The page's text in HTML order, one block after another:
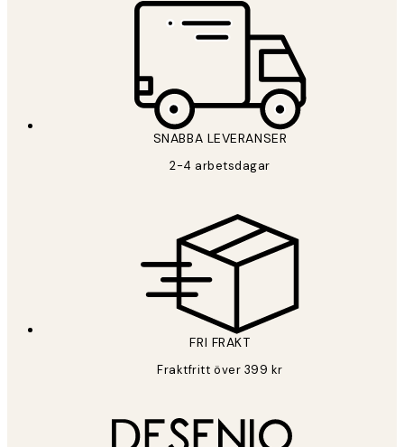
SNABBA LEVERANSER
2-4 arbetsdagar
FRI FRAKT
Fraktfritt över 399 kr